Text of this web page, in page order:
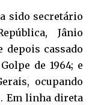
sido secretário
Jânio
depois cassado
de 1964; e
ocupando
Em linha direta